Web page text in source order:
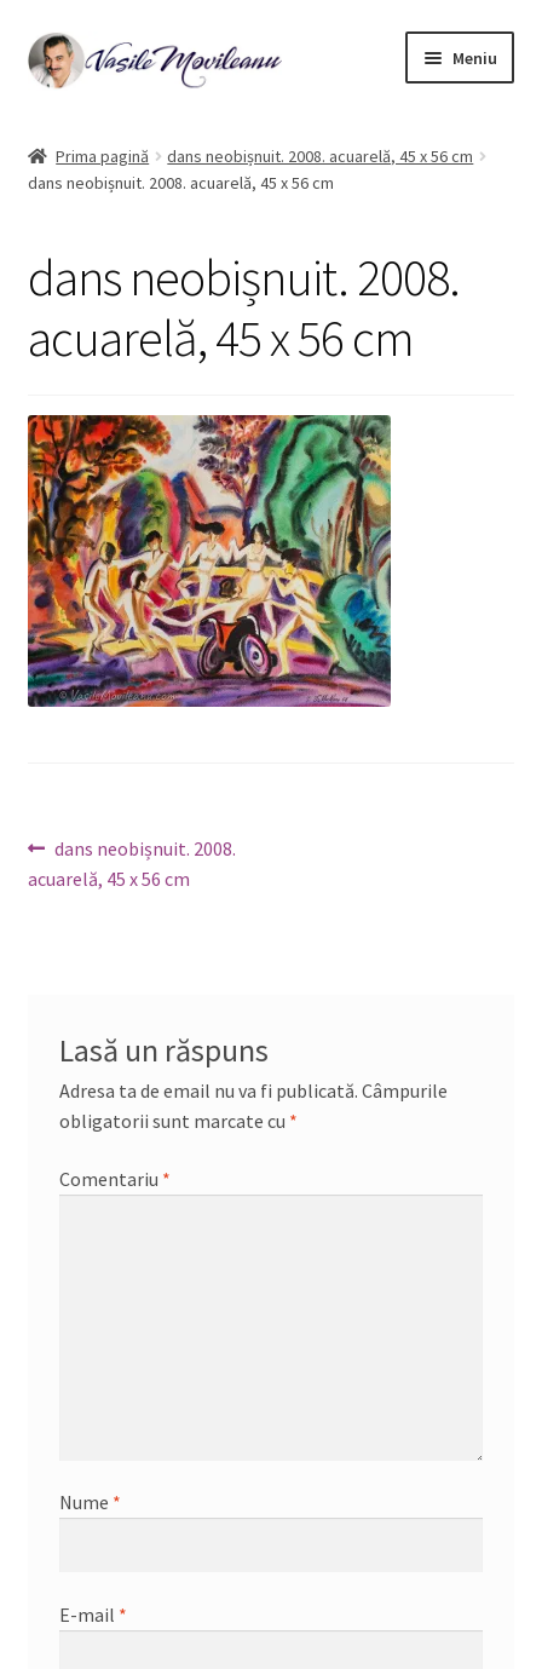
Sari
la
Sari
la
Meniu
Biografie
Contact
Prima pagină
dans neobișnuit. 2008. acuarelă, 45 x 56 cm
dans neobișnuit. 2008. acuarelă, 45 x 56 cm
dans neobișnuit. 2008.
acuarelă, 45 x 56 cm
Navigare
în
Articolul
anterior:
dans neobișnuit. 2008.
acuarelă, 45 x 56 cm
Lasă un răspuns
Adresa ta de email nu va fi publicată. Câmpurile
obligatorii sunt marcate cu *
Comentariu *
Nume *
E-mail *